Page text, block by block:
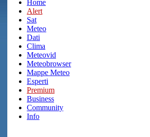
Home
Alert
Sat
Meteo
Dati
Clima
Meteovid
Meteobrowser
Mappe Meteo
Esperti
Premium
Business
Community
Info